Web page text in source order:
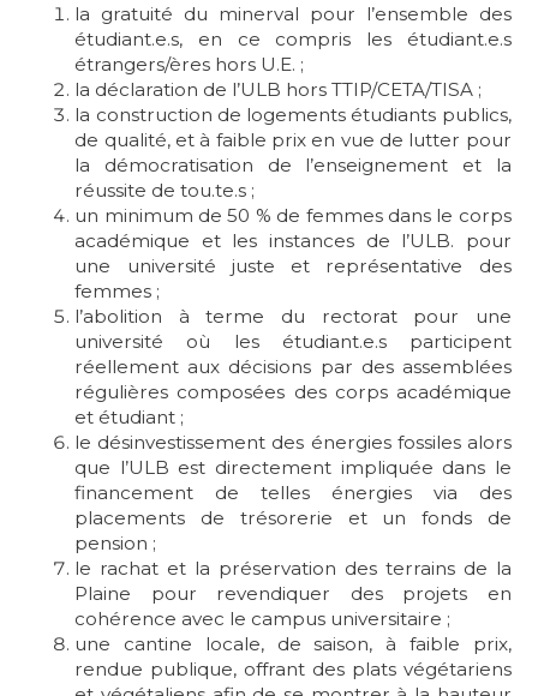
la gratuité du minerval pour l’ensemble des
étudiant.e.s, en ce compris les étudiant.e.s
étrangers/ères hors U.E. ;
la déclaration de l’ULB hors TTIP/CETA/TISA ;
la construction de logements étudiants publics,
de qualité, et à faible prix en vue de lutter pour
la démocratisation de l’enseignement et la
réussite de tou.te.s ;
un minimum de 50 % de femmes dans le corps
académique et les instances de l’ULB. pour
une université juste et représentative des
femmes ;
l’abolition à terme du rectorat pour une
université où les étudiant.e.s participent
réellement aux décisions par des assemblées
régulières composées des corps académique
et étudiant ;
le désinvestissement des énergies fossiles alors
que l’ULB est directement impliquée dans le
financement de telles énergies via des
placements de trésorerie et un fonds de
pension ;
le rachat et la préservation des terrains de la
Plaine pour revendiquer des projets en
cohérence avec le campus universitaire ;
une cantine locale, de saison, à faible prix,
rendue publique, offrant des plats végétariens